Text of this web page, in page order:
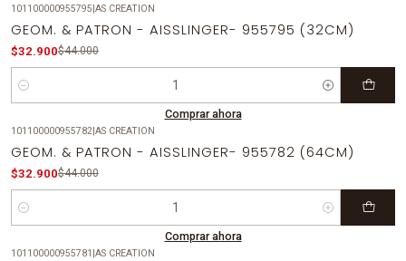
101100000955795 AS CREATION
GEOM. & PATRON - AISSLINGER- 955795 (32CM)
$32.900$44.000
Cantidad
Comprar ahora
101100000955782| AS CREATION
GEOM. & PATRON - AISSLINGER- 955782 (64CM)
$32.900$44.000
Cantidad
Comprar ahora
101100000955781 AS CREATION